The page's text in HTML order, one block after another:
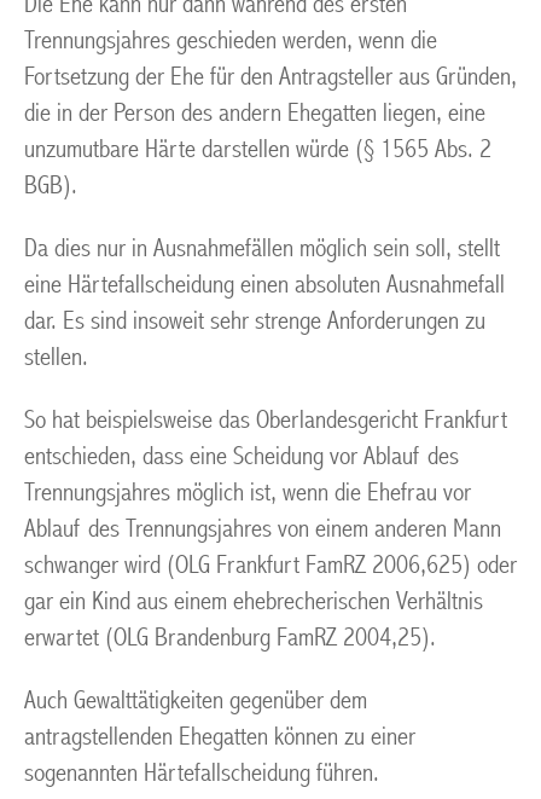
Trennungsjahres geschieden werden, wenn die
Fortsetzung der Ehe für den Antragsteller aus Gründen,
die in der Person des andern Ehegatten liegen, eine
unzumutbare Härte darstellen würde (§ 1565 Abs. 2
BGB).
Da dies nur in Ausnahmefällen möglich sein soll, stellt
eine Härtefallscheidung einen absoluten Ausnahmefall
dar. Es sind insoweit sehr strenge Anforderungen zu
stellen.
So hat beispielsweise das Oberlandesgericht Frankfurt
entschieden, dass eine Scheidung vor Ablauf des
Trennungsjahres möglich ist, wenn die Ehefrau vor
Ablauf des Trennungsjahres von einem anderen Mann
schwanger wird (OLG Frankfurt FamRZ 2006,625) oder
gar ein Kind aus einem ehebrecherischen Verhältnis
erwartet (OLG Brandenburg FamRZ 2004,25).
Auch Gewalttätigkeiten gegenüber dem
antragstellenden Ehegatten können zu einer
sogenannten Härtefallscheidung führen.